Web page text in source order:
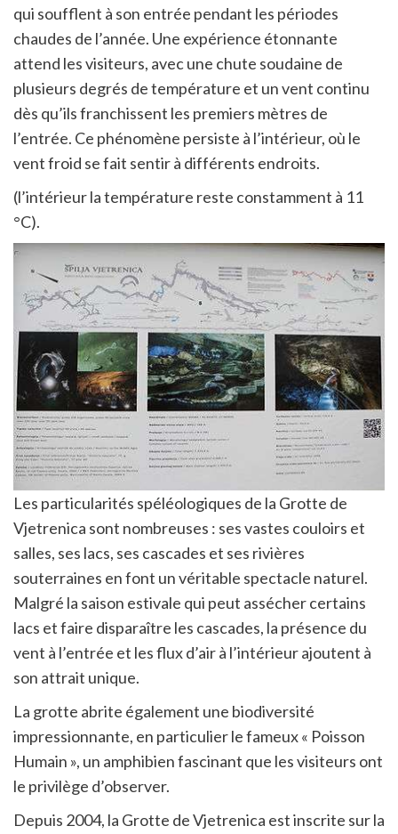
qui soufflent à son entrée pendant les périodes
chaudes de l’année. Une expérience étonnante
attend les visiteurs, avec une chute soudaine de
plusieurs degrés de température et un vent continu
dès qu’ils franchissent les premiers mètres de
l’entrée. Ce phénomène persiste à l’intérieur, où le
vent froid se fait sentir à différents endroits.
(l’intérieur la température reste constamment à 11
°C).
Les particularités spéléologiques de la Grotte de
Vjetrenica sont nombreuses : ses vastes couloirs et
salles, ses lacs, ses cascades et ses rivières
souterraines en font un véritable spectacle naturel.
Malgré la saison estivale qui peut assécher certains
lacs et faire disparaître les cascades, la présence du
vent à l’entrée et les flux d’air à l’intérieur ajoutent à
son attrait unique.
La grotte abrite également une biodiversité
impressionnante, en particulier le fameux « Poisson
Humain », un amphibien fascinant que les visiteurs ont
le privilège d’observer.
Depuis 2004, la Grotte de Vjetrenica est inscrite sur la